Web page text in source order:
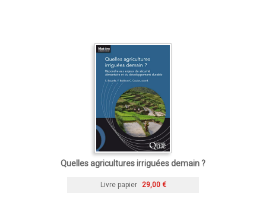
Quelles agricultures irriguées demain ?
Livre papier 29,00 €